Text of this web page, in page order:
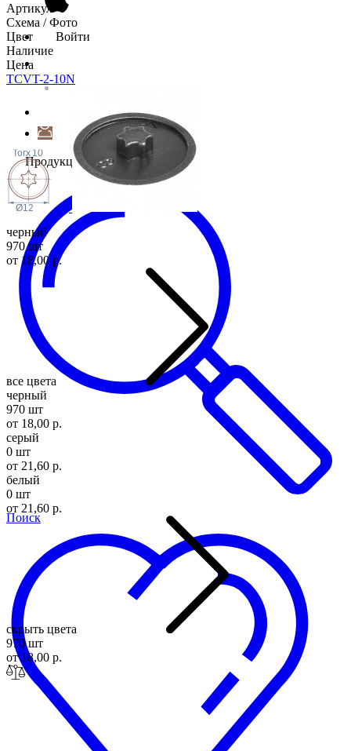
Войти
Продукция
Поиск
Артикул
Схема / Фото
Цвет
Наличие
Цена
TCVT-2-10N
Ø12
Torx 10
черный
970 шт
от 18,00 р.
все цвета
черный
970 шт
от 18,00 р.
серый
0 шт
от 21,60 р.
белый
0 шт
от 21,60 р.
скрыть цвета
970 шт
от 18,00 р.